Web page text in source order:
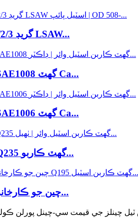
ASTM A252 گريڊ 1/2/3 LSAW...
اعليٰ معيار جو SAE1008 گھٽ Ca...
اعليٰ معيار جو SAE1006 گھٽ Ca...
اعليٰ معيار جو Q235 گھٽ ڪاربو...
چين جو ڪارخانو اعليٰ معيار جو...